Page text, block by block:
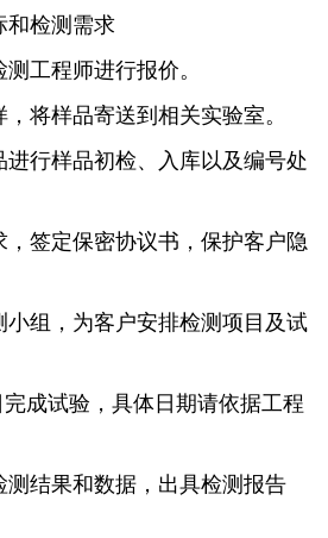
和检测需求
工程师进行报价。
将样品寄送到相关实验室。
进行样品初检、入库以及编号处
，签定保密协议书，保护客户隐
小组，为客户安排检测项目及试
成试验，具体日期请依据工程
测结果和数据，出具检测报告